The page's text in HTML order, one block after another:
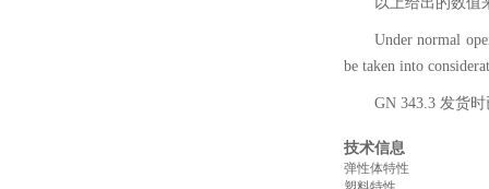
Under normal
be taken into
GN 343.3 发货
技术信息
弹性体特性